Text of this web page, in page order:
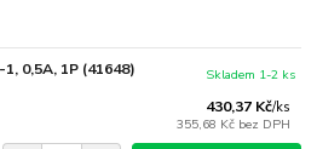
0,5A, 1P (41648)
430,37 Kč/ks
355,68 Kč bez DPH
Skladem 1-2 ks